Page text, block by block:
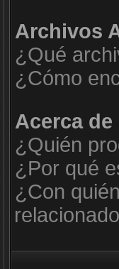
Archivos
¿Qué
¿Cómo
Acerca
¿Quién
¿Por qué
¿Con